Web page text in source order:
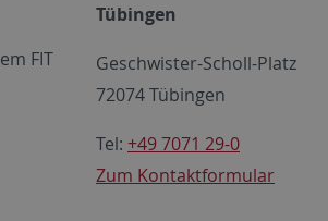
FIT
Tübingen
Geschwister-Scholl-Platz
72074 Tübingen
Tel: +49 7071 29-0
Zum Kontaktformular